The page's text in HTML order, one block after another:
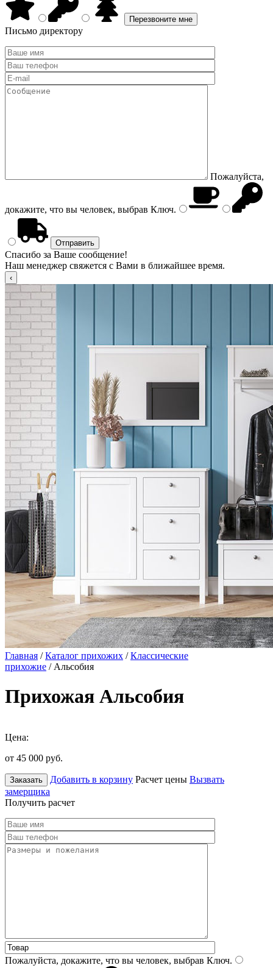
Письмо директору
Пожалуйста,
докажите, что вы человек, выбрав Ключ.
Спасибо за Ваше сообщение!
Наш менеджер свяжется с Вами в ближайшее время.
Главная /Каталог прихожих /Классические
прихожие / Альсобия
Прихожая Альсобия
Цена:
от 45 000 руб.
Заказать Добавить в корзину Расчет цены Вызвать
замерщика
Получить расчет
Пожалуйста, докажите, что вы человек, выбрав Ключ.